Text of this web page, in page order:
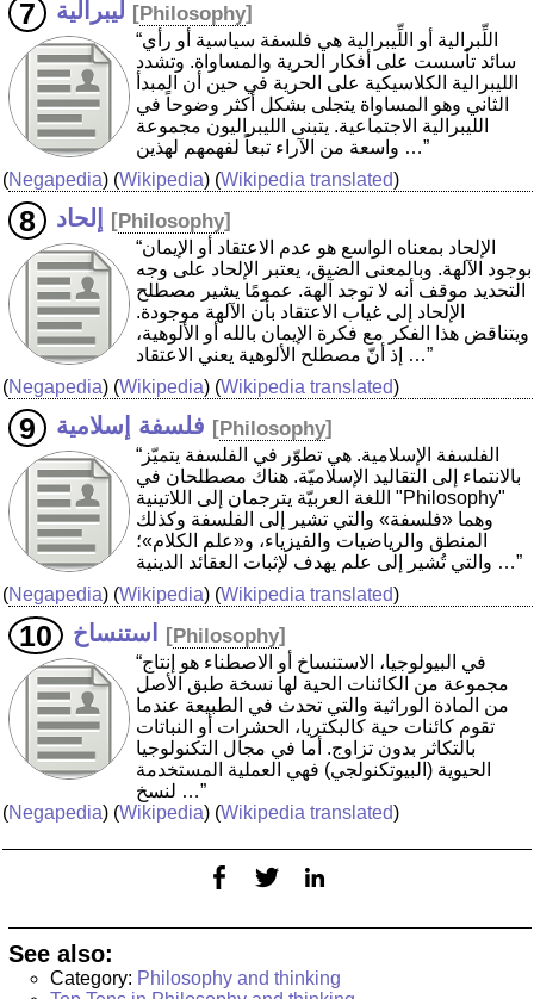
ليبرالية [Philosophy]
“اللِّبرالية أو اللِّيبرالية هي فلسفة سياسية أو رأي
سائد تأسست على أفكار الحرية والمساواة. وتشدد
الليبرالية الكلاسيكية على الحرية في حين أن المبدأ
الثاني وهو المساواة يتجلى بشكل أكثر وضوحاً في
الليبرالية الاجتماعية. يتبنى الليبراليون مجموعة
واسعة من الآراء تبعاً لفهمهم لهذين …”
(Negapedia) (Wikipedia) (Wikipedia translated)
إلحاد [Philosophy]
“الإلحاد بمعناه الواسع هو عدم الاعتقاد أو الإيمان
بوجود الآلهة. وبالمعنى الضيق، يعتبر الإلحاد على وجه
التحديد موقف أنه لا توجد آلهة. عمومًا يشير مصطلح
الإلحاد إلى غياب الاعتقاد بأن الآلهة موجودة.
ويتناقض هذا الفكر مع فكرة الإيمان بالله أو الألوهية،
إذ أنّ مصطلح الألوهية يعني الاعتقاد …”
(Negapedia) (Wikipedia) (Wikipedia translated)
فلسفة إسلامية [Philosophy]
“الفلسفة الإسلامية. هي تطوّر في الفلسفة يتميّز
بالانتماء إلى التقاليد الإسلاميّة. هناك مصطلحان في
اللغة العربيّة يترجمان إلى اللاتينية "Philosophy"
وهما «فلسفة» والتي تشير إلى الفلسفة وكذلك
المنطق والرياضيات والفيزياء، و«علم الكلام»؛
والتي تُشير إلى علم يهدف لإثبات العقائد الدينية …”
(Negapedia) (Wikipedia) (Wikipedia translated)
استنساخ [Philosophy]
“في البيولوجيا، الاستنساخ أو الاصطناء هو إنتاج
مجموعة من الكائنات الحية لها نسخة طبق الأصل
من المادة الوراثية والتي تحدث في الطبيعة عندما
تقوم كائنات حية كالبكتريا، الحشرات أو النباتات
بالتكاثر بدون تزاوج. أما في مجال التكنولوجيا
الحيوية (البيوتكنولجي) فهي العملية المستخدمة
لنسخ …”
(Negapedia) (Wikipedia) (Wikipedia translated)
See also:
Category: Philosophy and thinking